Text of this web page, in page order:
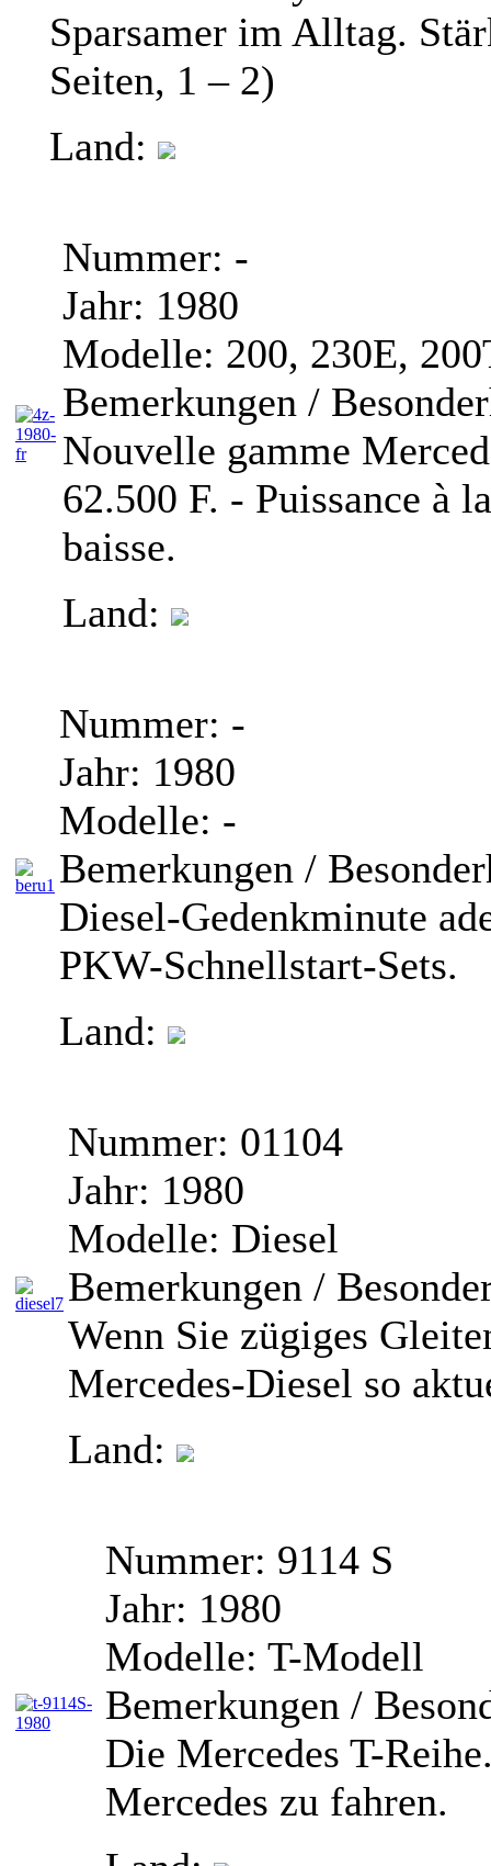
Sparsamer im Alltag.
Seiten, 1 – 2)
Land:
Nummer: -
Jahr: 1980
Modelle: 200, 230E,
Bemerkungen /
Nouvelle gamme
62.500 F. - Puissance à
baisse.
Land:
Nummer: -
Jahr: 1980
Modelle: -
Bemerkungen /
Diesel-Gedenkminute
PKW-Schnellstart-Sets.
Land:
Nummer: 01104
Jahr: 1980
Modelle: Diesel
Bemerkungen /
Wenn Sie zügiges
Mercedes-Diesel so
Land:
Nummer: 9114 S
Jahr: 1980
Modelle: T-Modell
Bemerkungen /
Die Mercedes T-
Mercedes zu fahren.